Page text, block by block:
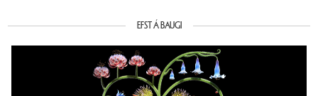
EFST Á BAUGI